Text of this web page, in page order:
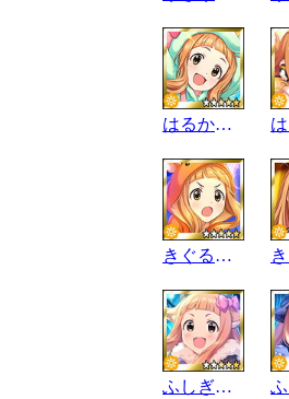
はるかぜぶんぶん
きぐるみ･ﾛﾜｲﾔﾙ
ふしぎなぼうけん